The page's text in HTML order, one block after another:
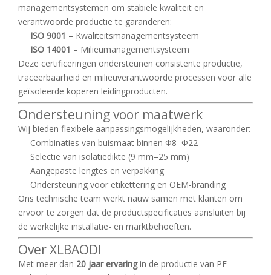
managementsystemen om stabiele kwaliteit en
verantwoorde productie te garanderen:
ISO 9001 – Kwaliteitsmanagementsysteem
ISO 14001 – Milieumanagementsysteem
Deze certificeringen ondersteunen consistente productie,
traceerbaarheid en milieuverantwoorde processen voor alle
geïsoleerde koperen leidingproducten.
Ondersteuning voor maatwerk
Wij bieden flexibele aanpassingsmogelijkheden, waaronder:
Combinaties van buismaat binnen Φ8–Φ22
Selectie van isolatiedikte (9 mm–25 mm)
Aangepaste lengtes en verpakking
Ondersteuning voor etikettering en OEM-branding
Ons technische team werkt nauw samen met klanten om
ervoor te zorgen dat de productspecificaties aansluiten bij
de werkelijke installatie- en marktbehoeften.
Over XLBAODI
Met meer dan 20 jaar ervaringin de productie van PE-